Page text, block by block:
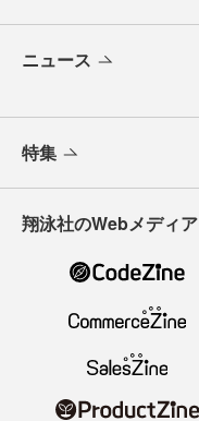
ニュース
特集
翔泳社のWebメディア